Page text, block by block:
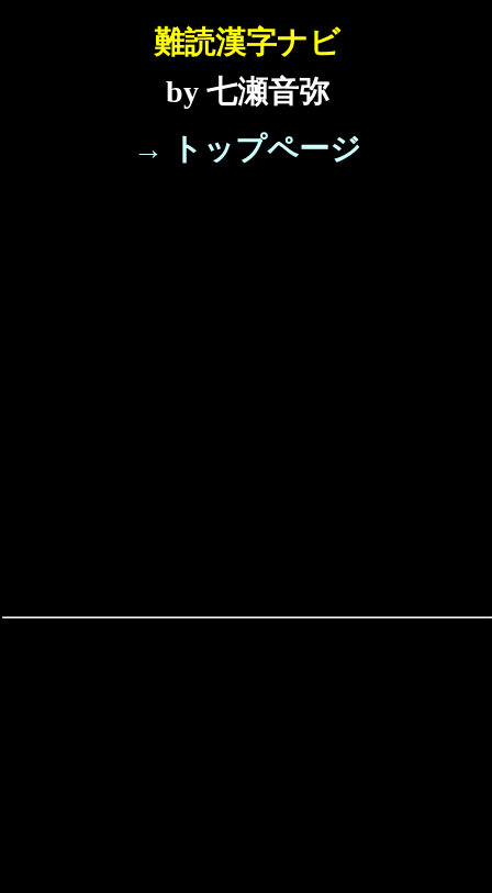
難読漢字ナビ
by 七瀬音弥
→ トップページ